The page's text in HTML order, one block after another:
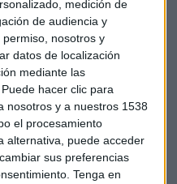
medición de
de audiencia y
permiso, nosotros y
datos de localización
mediante las
hacer clic para
nosotros y a nuestros 1538
el procesamiento
alternativa, puede acceder
sus preferencias
Tenga en
dijo que IBM se
fuerte, pero también tienen
insistió. El pasado 18 de
y marzo pasados sus
, hasta los 1.750